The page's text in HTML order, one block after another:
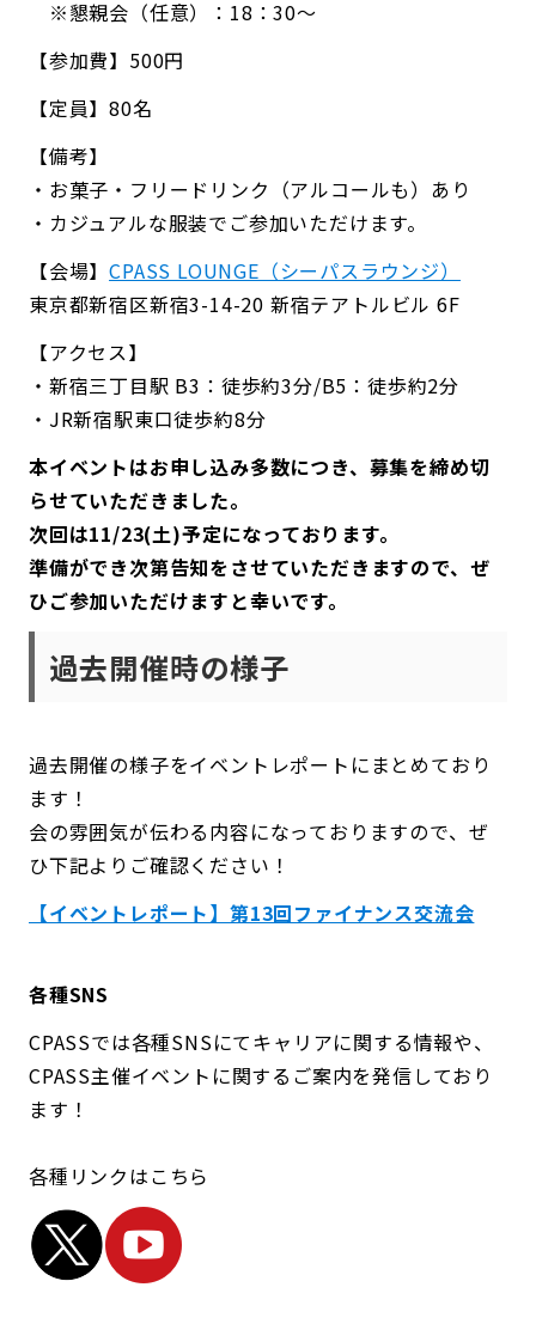
※懇親会（任意）：18：30～
【参加費】500円
【定員】80名
【備考】
・お菓子・フリードリンク（アルコールも）あり
・カジュアルな服装でご参加いただけます。
【会場】CPASS LOUNGE（シーパスラウンジ）
東京都新宿区新宿3-14-20 新宿テアトルビル 6F
【アクセス】
・新宿三丁目駅 B3：徒歩約3分/B5：徒歩約2分
・JR新宿駅東口徒歩約8分
本イベントはお申し込み多数につき、募集を締め切
らせていただきました。
次回は11/23(土)予定になっております。
準備ができ次第告知をさせていただきますので、ぜ
ひご参加いただけますと幸いです。
過去開催時の様子
過去開催の様子をイベントレポートにまとめており
ます！
会の雰囲気が伝わる内容になっておりますので、ぜ
ひ下記よりご確認ください！
【イベントレポート】第13回ファイナンス交流会
各種SNS
CPASSでは各種SNSにてキャリアに関する情報や、
CPASS主催イベントに関するご案内を発信しており
ます！
各種リンクはこちら